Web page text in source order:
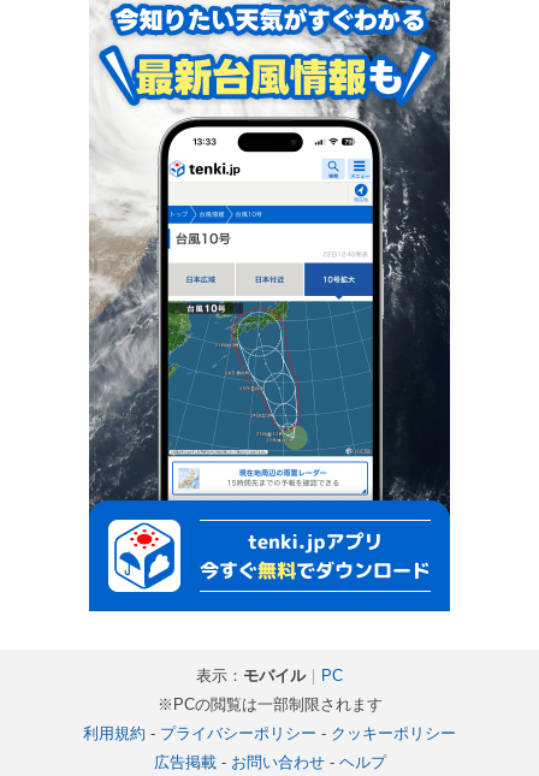
表示： モバイル｜ PC
※PCの閲覧は一部制限されます
利用規約 - プライバシーポリシー - クッキーポリシー
広告掲載- お問い合わせ- ヘルプ